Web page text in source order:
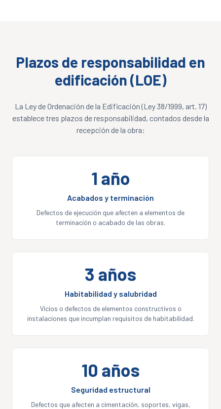
Plazos de responsabilidad en
edificación (LOE)
La Ley de Ordenación de la Edificación (Ley 38/1999, art. 17)
establece tres plazos de responsabilidad, contados desde la
recepción de la obra:
1 año
Acabados y terminación
Defectos de ejecución que afecten a elementos de
terminación o acabado de las obras.
3 años
Habitabilidad y salubridad
Vicios o defectos de elementos constructivos o
instalaciones que incumplan requisitos de habitabilidad.
10 años
Seguridad estructural
Defectos que afecten a cimentación, soportes, vigas,